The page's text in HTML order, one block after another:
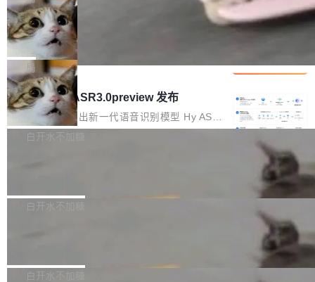
r.org/solon...
务逻辑等关键信息往往分散于数十乃至数百个文
件之中，形成高度复杂的知识关联网络。传统的
代码检索手段（如关键词匹配、目录遍历）仅能
在语法层面完成文本定位，难以触及代码的语义
内涵与结构关联，导致开发者使用代码智能体在
理解大规模代码仓时面临显著"代码仓理解"瓶
颈。 代码仓深度理解服务（以下简称" CodeBas
e深度理解服务"）是华为云码道（CodeA...
服务器空间，删光了公司AI游戏部门的全部核心
数据。 王某2024年1月入职东城区某科技公司AI
短剧部门，有互联网大厂背景。在公司内部架构
调整期间，部门三次通知全员将数据从A集群迁
移到B集群，王某都回复了"收到"。 他没有迁移
数据。2024年9月3日下午4点，他使用此前登录
的账号密码进入A集群，输入了一条被程序员圈
称为"删库跑路"的命令——最高管理员权限、无
自研的多个文生3D和...
Cloudflare 分享推理优化实践：KV ca
che 量化 + 权重压缩，吞吐量提升 4
1%，成本降 30%
Kimi 和 GLM 是当前最强的大模型系列之一，但
它们有一个共同的问题：太吃显存了。月之暗面
的 Kimi K 系列和智谱的 GLM 都是长上下文、M
oE 架构的大模型，好用到让人上瘾，但 GPU 显
存永远不够用。 Cloudflare 的 Workers AI 团队
一直在跑这些模型的推理。他们在官方博客上发
整性保护。效果是：吞吐量提升 41%，每 token
局
腾讯混元 Hy ASR3.0preview 发布
腾讯混元正式推出新一代语音识别模型 Hy ASR
3.0preview。基于最新一代大语言模型 Hy3 的
让语音识别不再只是听清，而是真正听懂。通过
w 不要求标准普通话，方言识别覆盖粤语、吴语
白开水不加糖
新和少量网页兼容性修复版本。 Changes/fixe
容提供的字体时出现的几个问题 为避免音频加
白开水不加糖
发布的 Release Notes，他利用 AI 工具（如 Co
白开水不加糖